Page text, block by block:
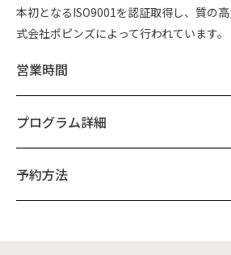
本初となるISO9001を認証取得し、質の
式会社ポピンズによって行われています。
営業時間
プログラム詳細
予約方法